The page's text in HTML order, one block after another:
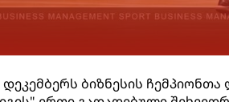
დეკემბერს ბიზნესის